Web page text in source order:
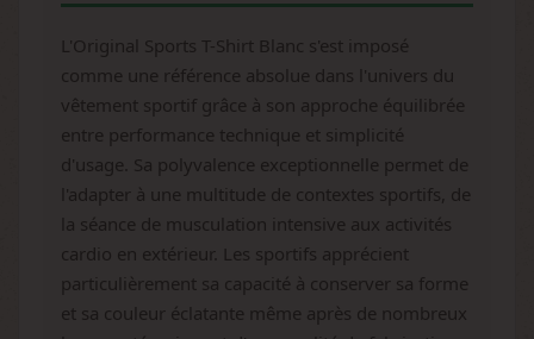
L'Original Sports T-Shirt Blanc s'est imposé
comme une référence absolue dans l'univers du
vêtement sportif grâce à son approche équilibrée
entre performance technique et simplicité
d'usage. Sa polyvalence exceptionnelle permet de
l'adapter à une multitude de contextes sportifs, de
la séance de musculation intensive aux activités
cardio en extérieur. Les sportifs apprécient
particulièrement sa capacité à conserver sa forme
et sa couleur éclatante même après de nombreux